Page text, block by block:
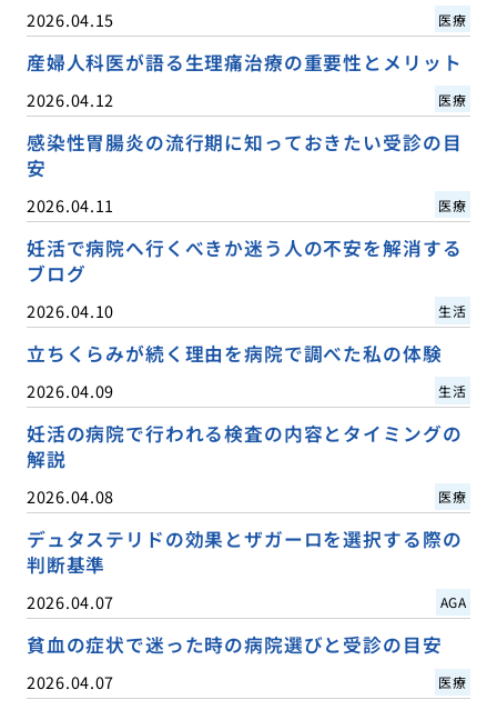
2026.04.15 医療
産婦人科医が語る生理痛治療の重要性とメリット
2026.04.12 医療
感染性胃腸炎の流行期に知っておきたい受診の目
安
2026.04.11 医療
妊活で病院へ行くべきか迷う人の不安を解消する
ブログ
2026.04.10 生活
立ちくらみが続く理由を病院で調べた私の体験
2026.04.09 生活
妊活の病院で行われる検査の内容とタイミングの
解説
2026.04.08 医療
デュタステリドの効果とザガーロを選択する際の
判断基準
2026.04.07 AGA
貧血の症状で迷った時の病院選びと受診の目安
2026.04.07 医療